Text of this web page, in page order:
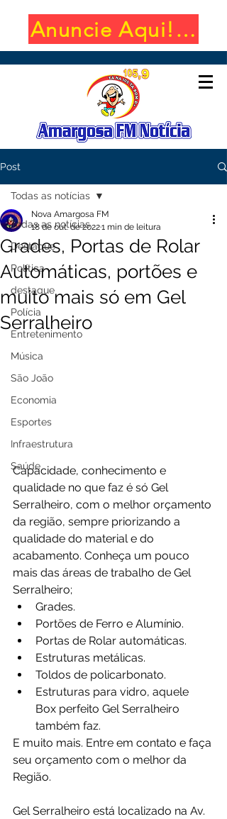
Anuncie Aqui!
Post
Todas as notícias
Destaque
Política
destaque
Polícia
Entretenimento
Música
São João
Economia
Esportes
Infraestrutura
Saúde
Todas as notícias
Grades, Portas de Rolar
Automáticas, portões e
muito mais só em Gel
Serralheiro
Nova Amargosa FM
18 de out. de 20221 min de leitura
Capacidade, conhecimento e
qualidade no que faz é só Gel
Serralheiro, com o melhor orçamento
da região, sempre priorizando a
qualidade do material e do
acabamento. Conheça um pouco
mais das áreas de trabalho de Gel
Serralheiro;
Grades.
Portões de Ferro e Alumínio.
Portas de Rolar automáticas.
Estruturas metálicas.
Toldos de policarbonato.
Estruturas para vidro, aquele
Box perfeito Gel Serralheiro
também faz.
E muito mais. Entre em contato e faça
seu orçamento com o melhor da
Região.
Gel Serralheiro está localizado na Av.